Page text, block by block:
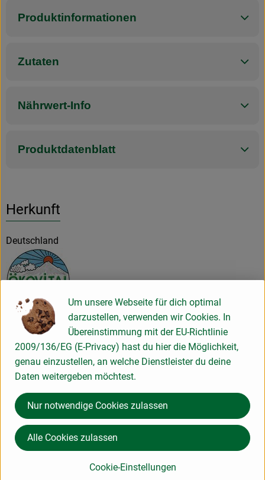
Produktinformationen
Zutaten
Nährwert-Info
Produktdatenblatt
Herkunft
Deutschland
Georg Rösner Vertriebs GmbH
D 94315 Straubing
Ökovital steht für sehr hohe Qualität, authentischen
Geschmack und größtmögliche Bioprozentanteile. Alle
Rohstoffe werden nach höchsten Geschmacks- und
Qualitätskriterien ausgewählt.
Kontrollnummer D-BY-M-13-2241-BC
www.roesner-vertrieb.de
Um unsere Webseite für dich optimal
darzustellen, verwenden wir Cookies. In
Übereinstimmung mit der EU-Richtlinie
2009/136/EG (E-Privacy) hast du hier die Möglichkeit,
genau einzustellen, an welche Dienstleister du deine
Daten weitergeben möchtest.
Cookie-Einstellungen
Nur notwendige Cookies zulassen
Alle Cookies zulassen